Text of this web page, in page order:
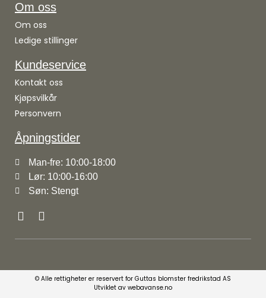
Om oss
Om oss
Ledige stillinger
Kundeservice
Kontakt oss
Kjøpsvilkår
Personvern
Åpningstider
Man-fre: 10:00-18:00
Lør: 10:00-16:00
Søn: Stengt
© Alle rettigheter er reservert for Guttas blomster fredrikstad AS
Utviklet av webavanse.no